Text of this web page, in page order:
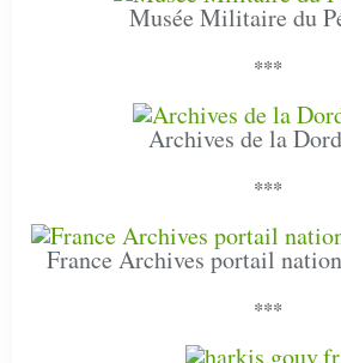
Musée Militaire du
***
Archives de la
***
France Archives portail
***